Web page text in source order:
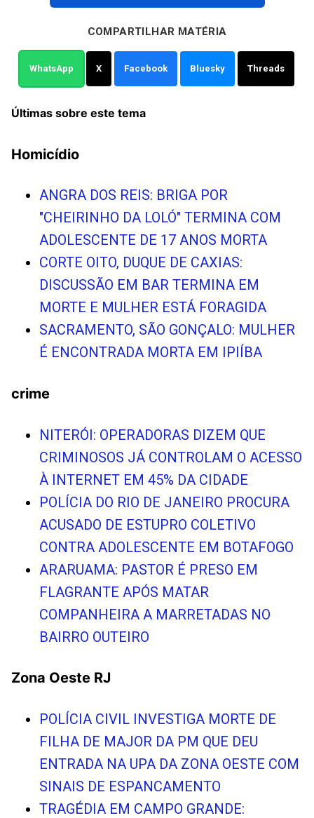
COMPARTILHAR MATÉRIA
WhatsApp X Facebook Bluesky Threads
Últimas sobre este tema
Homicídio
ANGRA DOS REIS: BRIGA POR
"CHEIRINHO DA LOLÓ" TERMINA COM
ADOLESCENTE DE 17 ANOS MORTA
CORTE OITO, DUQUE DE CAXIAS:
DISCUSSÃO EM BAR TERMINA EM
MORTE E MULHER ESTÁ FORAGIDA
SACRAMENTO, SÃO GONÇALO: MULHER
É ENCONTRADA MORTA EM IPIÍBA
crime
NITERÓI: OPERADORAS DIZEM QUE
CRIMINOSOS JÁ CONTROLAM O ACESSO
À INTERNET EM 45% DA CIDADE
POLÍCIA DO RIO DE JANEIRO PROCURA
ACUSADO DE ESTUPRO COLETIVO
CONTRA ADOLESCENTE EM BOTAFOGO
ARARUAMA: PASTOR É PRESO EM
FLAGRANTE APÓS MATAR
COMPANHEIRA A MARRETADAS NO
BAIRRO OUTEIRO
Zona Oeste RJ
POLÍCIA CIVIL INVESTIGA MORTE DE
FILHA DE MAJOR DA PM QUE DEU
ENTRADA NA UPA DA ZONA OESTE COM
SINAIS DE ESPANCAMENTO
TRAGÉDIA EM CAMPO GRANDE: